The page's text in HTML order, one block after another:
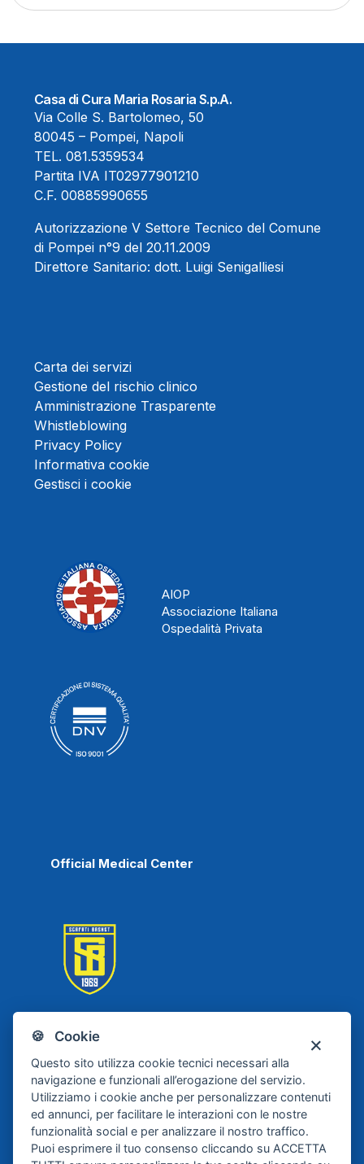
🍪 Cookie
Questo sito utilizza cookie tecnici necessari alla
navigazione e funzionali all’erogazione del servizio.
Utilizziamo i cookie anche per personalizzare contenuti
ed annunci, per facilitare le interazioni con le nostre
funzionalità social e per analizzare il nostro traffico.
Puoi esprimere il tuo consenso cliccando su ACCETTA
Casa di Cura Maria Rosaria S.p.A.
Via Colle S. Bartolomeo, 50
80045 – Pompei, Napoli
TEL. 081.5359534
Partita IVA IT02977901210
C.F. 00885990655
Autorizzazione V Settore Tecnico del Comune
di Pompei n°9 del 20.11.2009
Direttore Sanitario: dott. Luigi Senigalliesi
Carta dei servizi
Gestione del rischio clinico
Amministrazione Trasparente
Whistleblowing
Privacy Policy
Informativa cookie
Gestisci i cookie
AIOP
Associazione Italiana
Ospedalità Privata
Official Medical Center
Scafati Basket